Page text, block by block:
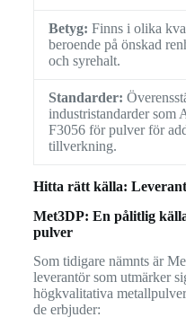
Betyg: Finns i olika
beroende på önskad
och syrehalt.
Standarder:
industristandarder som
F3056 för pulver för
tillverkning.
Hitta rätt källa:
Met3DP: En pålitlig
pulver
Som tidigare nämnts är
leverantör som utmärker
högkvalitativa
de erbjuder: